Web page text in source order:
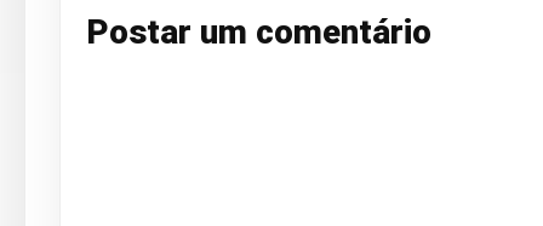
Postar um comentário